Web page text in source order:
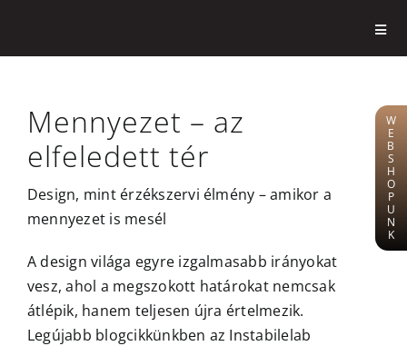
Szolgáltatások
Bemutatóterem
5 Ok
Vizualizáció
W
E
B
S
H
O
P
U
N
K
Mennyezet – az
elfeledett tér
Design, mint érzékszervi élmény – amikor a
mennyezet is mesél
A design világa egyre izgalmasabb irányokat
vesz, ahol a megszokott határokat nemcsak
átlépik, hanem teljesen újra értelmezik.
Legújabb blogcikkünkben az Instabilelab